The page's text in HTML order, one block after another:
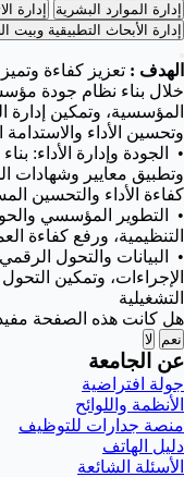
إدارة الموارد البشرية
إدارة
إدارة الأبحاث التطبيقية وبيت
الهدف : تعزيز كفاءة
خلال بناء نظام جودة
المؤسسية، وتمكين إدارة
وتحسين الأداء والاستدامة
•⁠ الجودة وإدارة الأداء:
وتطبيق معايير وشهادات
كفاءة الأداء والتحسين
•⁠ ⁠التطوير المؤسسي
التنظيمية، ورفع كفاءة
•⁠ ⁠البيانات والتحول
الإجراءات، وتمكين
التشغيلية
هل كانت هذه الصفحة
نعم لا
عن الجامعة
جولة افتراضية
الأنظمة واللوائح
منصة جدارات للتوظيف
دليل الهاتف
الأسئلة الشائعة